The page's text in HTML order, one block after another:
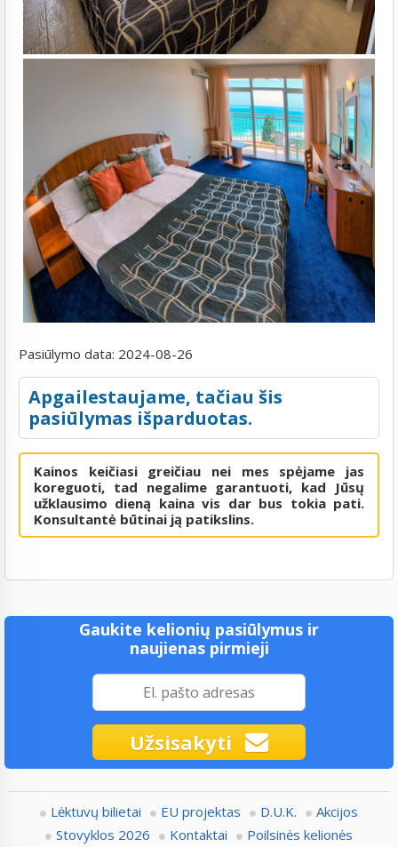
Pasiūlymo data: 2024-08-26
Apgailestaujame, tačiau šis
pasiūlymas išparduotas.
Kainos keičiasi greičiau nei mes spėjame jas
koreguoti, tad negalime garantuoti, kad Jūsų
užklausimo dieną kaina vis dar bus tokia pati.
Konsultantė būtinai ją patikslins.
Gaukite kelionių pasiūlymus ir
naujienas pirmieji
Užsisakyti
Lėktuvų bilietai EU projektas D.U.K.
Akcijos
Stovyklos 2026
Kontaktai Poilsinės kelionės